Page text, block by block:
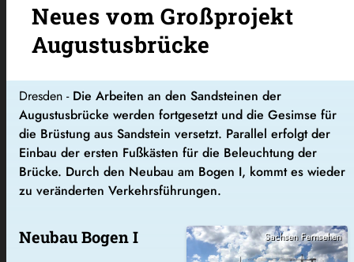
Neues vom Großprojekt
Augustusbrücke
Dresden - Die Arbeiten an den Sandsteinen der
Augustusbrücke werden fortgesetzt und die Gesimse für
die Brüstung aus Sandstein versetzt. Parallel erfolgt der
Einbau der ersten Fußkästen für die Beleuchtung der
Brücke. Durch den Neubau am Bogen I, kommt es wieder
zu veränderten Verkehrsführungen.
Neubau Bogen I Sachsen Fernsehen